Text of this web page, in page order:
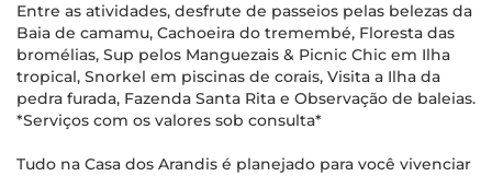
Entre as atividades, desfrute de passeios pelas belezas da
Baia de camamu, Cachoeira do tremembé, Floresta das
bromélias, Sup pelos Manguezais & Picnic Chic em Ilha
tropical, Snorkel em piscinas de corais, Visita a Ilha da
pedra furada, Fazenda Santa Rita e Observação de baleias.
*Serviços com os valores sob consulta*
Tudo na Casa dos Arandis é planejado para você vivenciar